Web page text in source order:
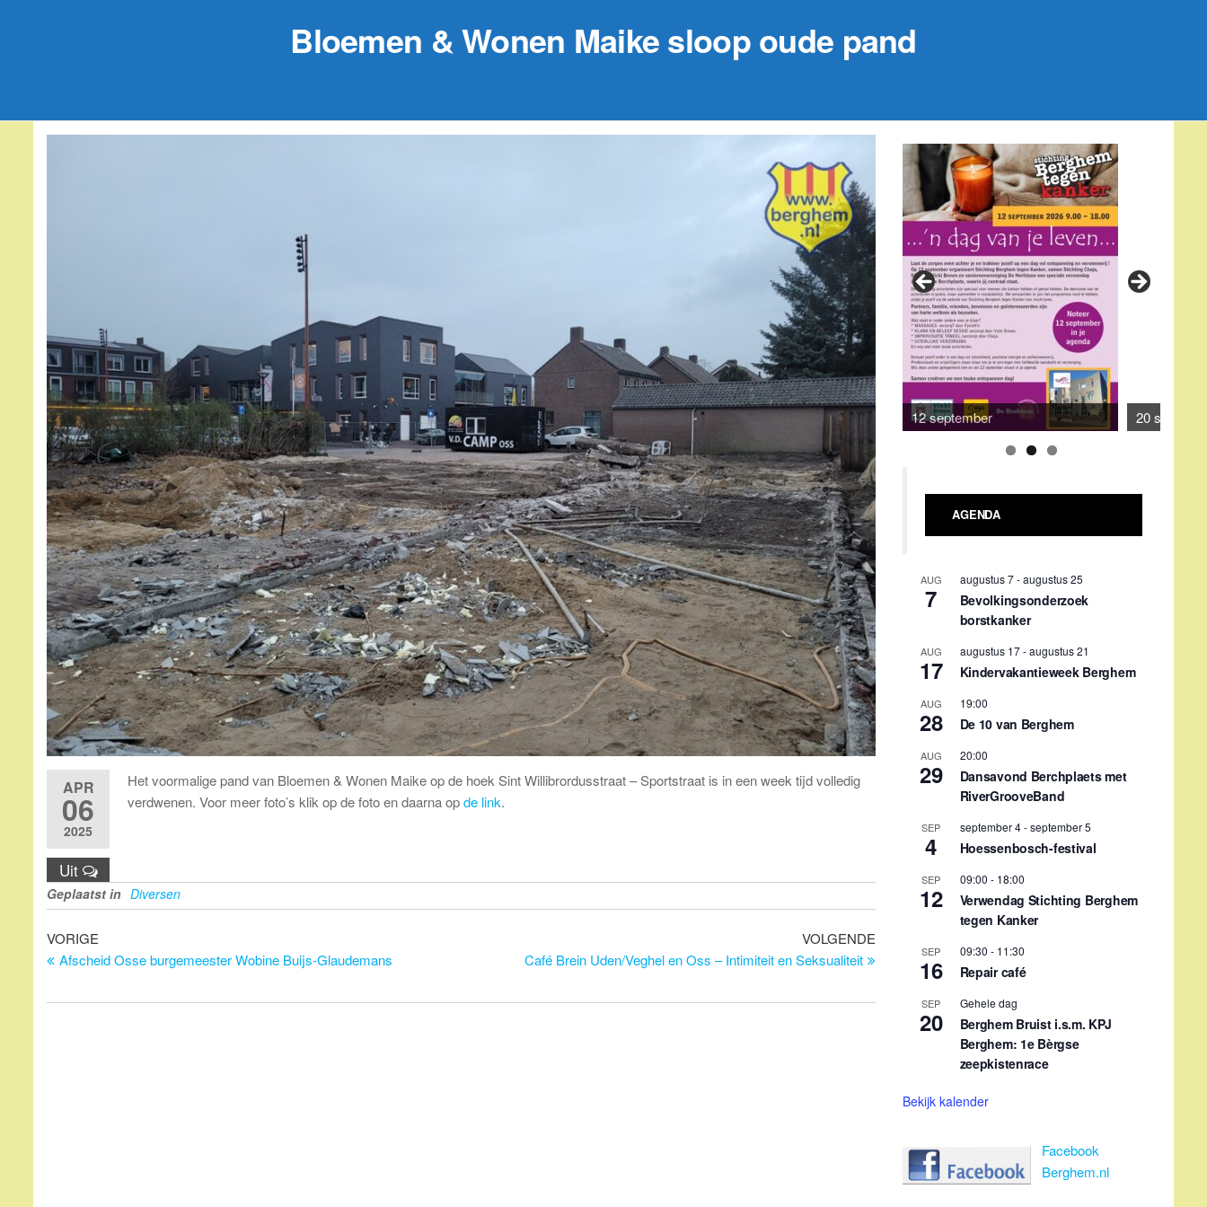
Bloemen & Wonen Maike sloop oude pand
APR
06
2025
Uit
Het voormalige pand van Bloemen & Wonen Maike op de hoek Sint Willibrordusstraat – Sportstraat is in een week tijd volledig
verdwenen. Voor meer foto’s klik op de foto en daarna opde link.
Geplaatst in Diversen
Bericht
navigatie
Vorig
bericht
VORIGE
Afscheid Osse burgemeester Wobine Buijs-Glaudemans
Volgend
bericht
VOLGENDE
Café Brein Uden/Veghel en Oss – Intimiteit en Seksualiteit
29 augustus 12 september 20
AGENDA
AUG
7
augustus 7-augustus 25
Bevolkingsonderzoek
borstkanker
AUG
17
augustus 17-augustus 21
Kindervakantieweek Berghem
AUG
28
19:00
De 10 van Berghem
AUG
29
20:00
Dansavond Berchplaets met
RiverGrooveBand
SEP
4
september 4-september 5
Hoessenbosch-festival
SEP
12
09:00 - 18:00
Verwendag Stichting Berghem
tegen Kanker
SEP
16
09:30 - 11:30
Repair café
SEP
20
Gehele dag
Berghem Bruist i.s.m. KPJ
Berghem: 1e Bèrgse
zeepkistenrace
Bekijk kalender
Facebook
Berghem.nl